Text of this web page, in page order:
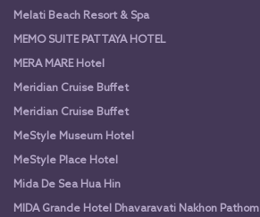
Melati Beach Resort & Spa
MEMO SUITE PATTAYA HOTEL
MERA MARE Hotel
Meridian Cruise Buffet
Meridian Cruise Buffet
MeStyle Museum Hotel
MeStyle Place Hotel
Mida De Sea Hua Hin
MIDA Grande Hotel Dhavaravati Nakhon Pathom